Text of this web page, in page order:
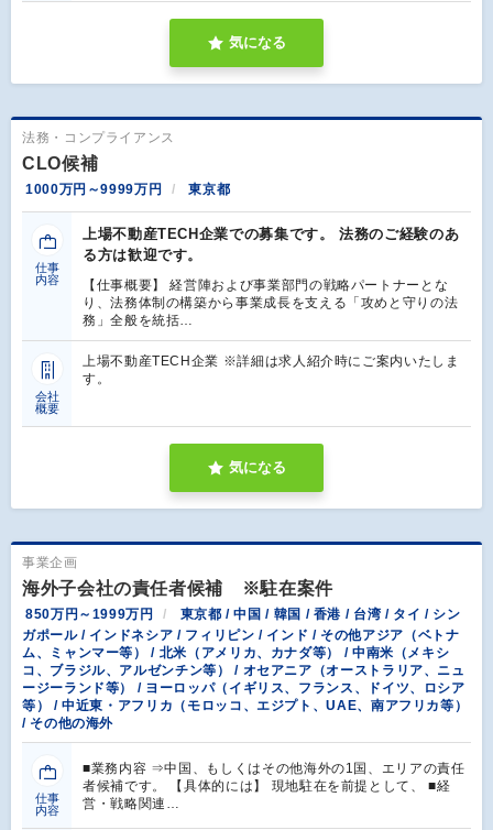
気になる
法務・コンプライアンス
CLO候補
1000万円～9999万円 東京都
仕事
内容
上場不動産TECH企業での募集です。 法務のご経験のあ
る方は歓迎です。
【仕事概要】 経営陣および事業部門の戦略パートナーとな
り、法務体制の構築から事業成長を支える「攻めと守りの法
務」全般を統括…
会社
概要
上場不動産TECH企業 ※詳細は求人紹介時にご案内いたしま
す。
気になる
事業企画
海外子会社の責任者候補 ※駐在案件
850万円～1999万円
東京都 / 中国 / 韓国 / 香港 / 台湾 / タイ / シン
ガポール / インドネシア / フィリピン / インド / その他アジア（ベトナ
ム、ミャンマー等） / 北米（アメリカ、カナダ等） / 中南米（メキシ
コ、ブラジル、アルゼンチン等） / オセアニア（オーストラリア、ニュ
ージーランド等） / ヨーロッパ（イギリス、フランス、ドイツ、ロシア
等） / 中近東・アフリカ（モロッコ、エジプト、UAE、南アフリカ等）
/ その他の海外
仕事
内容
■業務内容 ⇒中国、もしくはその他海外の1国、エリアの責任
者候補です。 【具体的には】 現地駐在を前提として、 ■経
営・戦略関連…